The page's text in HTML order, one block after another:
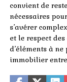
convient de
nécessaires
s’avérer
et le respect
d’éléments à
immobilier